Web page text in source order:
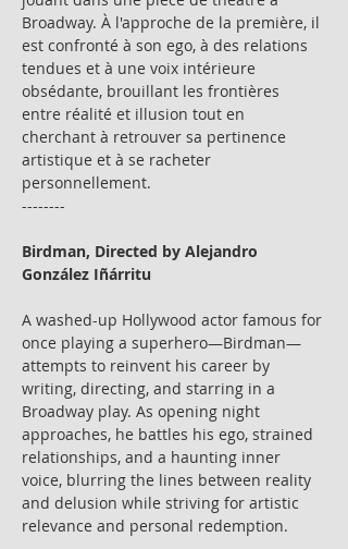
Broadway. À l'approche de la première, il
est confronté à son ego, à des relations
tendues et à une voix intérieure
obsédante, brouillant les frontières
entre réalité et illusion tout en
cherchant à retrouver sa pertinence
artistique et à se racheter
personnellement.
--------
Birdman, Directed by Alejandro
González Iñárritu
A washed-up Hollywood actor famous for
once playing a superhero—Birdman—
attempts to reinvent his career by
writing, directing, and starring in a
Broadway play. As opening night
approaches, he battles his ego, strained
relationships, and a haunting inner
voice, blurring the lines between reality
and delusion while striving for artistic
relevance and personal redemption.